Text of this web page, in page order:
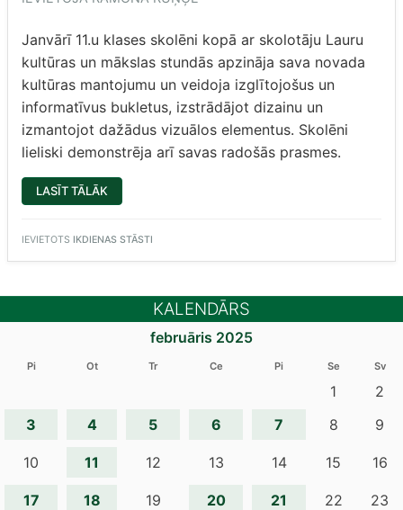
Janvārī 11.u klases skolēni kopā ar skolotāju Lauru
kultūras un mākslas stundās apzināja sava novada
kultūras mantojumu un veidoja izglītojošus un
informatīvus bukletus, izstrādājot dizainu un
izmantojot dažādus vizuālos elementus. Skolēni
lieliski demonstrēja arī savas radošās prasmes.
LASĪT TĀLĀK
APZINA
KULTŪRAS
IEVIETOTS IKDIENAS STĀSTI
KALENDĀRS
februāris 2025
Pi Ot Tr Ce Pi Se Sv
1
2
3
4 5 6 7 8 9
10 11 12 13 14 15 16
17 18 19 20 21 22 23